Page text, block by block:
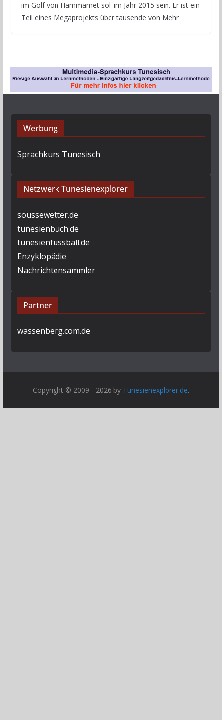
im Golf von Hammamet soll im Jahr 2015 sein. Er ist ein
Teil eines Megaprojekts über tausende von Mehr
Werbung
Sprachkurs Tunesisch
Netzwerk Tunesienexplorer
soussewetter.de
tunesienbuch.de
tunesienfussball.de
Enzyklopädie
Nachrichtensammler
Partner
wassenberg.com.de
Copyright © 2009 - 2026 by Tunesienexplorer.de.